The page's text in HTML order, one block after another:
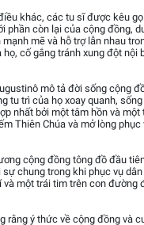
khác, các tu sĩ được kêu
phần còn lại của cộng đồng,
mẽ và hỗ trợ lẫn nhau
cố gắng tránh xung đột nội
mô tả đời sống cộng
tu trì của họ xoay quanh, sống
nhất bởi một tâm hồn và một
Thiên Chúa và mở lòng phục
cộng đồng tông đồ đầu
chung trong khi phục vụ dân
và một trái tim trên con đường
rằng ý thức về cộng đồng và